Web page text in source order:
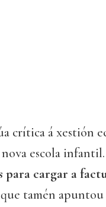
crítica á xestión
escola infantil.
para cargar a
tamén apuntou